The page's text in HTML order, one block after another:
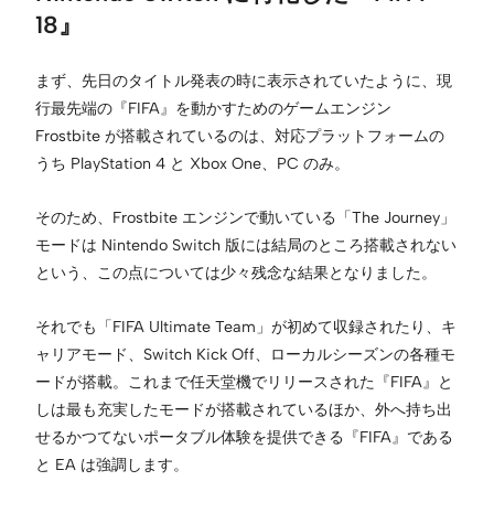
18』
まず、先日のタイトル発表の時に表示されていたように、現
行最先端の『FIFA』を動かすためのゲームエンジン
Frostbite が搭載されているのは、対応プラットフォームの
うち PlayStation 4 と Xbox One、PC のみ。
そのため、Frostbite エンジンで動いている「The Journey」
モードは Nintendo Switch 版には結局のところ搭載されない
という、この点については少々残念な結果となりました。
それでも「FIFA Ultimate Team」が初めて収録されたり、キ
ャリアモード、Switch Kick Off、ローカルシーズンの各種モ
ードが搭載。これまで任天堂機でリリースされた『FIFA』と
しは最も充実したモードが搭載されているほか、外へ持ち出
せるかつてないポータブル体験を提供できる『FIFA』である
と EA は強調します。